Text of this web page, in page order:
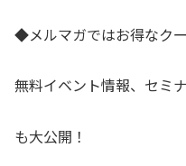
◆メルマガではお得なク
無料イベント情報、セミ
も大公開！